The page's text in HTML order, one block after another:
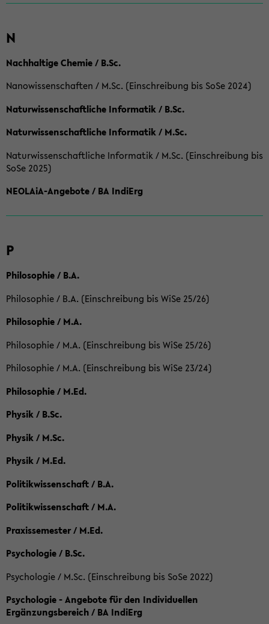
N
Nachhaltige Chemie / B.Sc.
Nanowissenschaften / M.Sc. (Einschreibung bis SoSe 2024)
Naturwissenschaftliche Informatik / B.Sc.
Naturwissenschaftliche Informatik / M.Sc.
Naturwissenschaftliche Informatik / M.Sc. (Einschreibung bis
SoSe 2025)
NEOLAiA-Angebote / BA IndiErg
P
Philosophie / B.A.
Philosophie / B.A. (Einschreibung bis WiSe 25/26)
Philosophie / M.A.
Philosophie / M.A. (Einschreibung bis WiSe 25/26)
Philosophie / M.A. (Einschreibung bis WiSe 23/24)
Philosophie / M.Ed.
Physik / B.Sc.
Physik / M.Sc.
Physik / M.Ed.
Politikwissenschaft / B.A.
Politikwissenschaft / M.A.
Praxissemester / M.Ed.
Psychologie / B.Sc.
Psychologie / M.Sc. (Einschreibung bis SoSe 2022)
Psychologie - Angebote für den Individuellen
Ergänzungsbereich / BA IndiErg